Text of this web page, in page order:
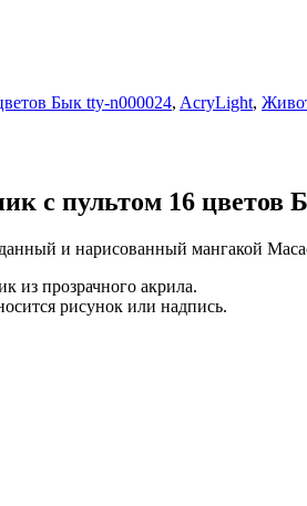
Бык tty-n000024, AcryLight,
с пультом 16 цветов
и нарисованный мангакой
из прозрачного акрила.
рисунок или надпись.